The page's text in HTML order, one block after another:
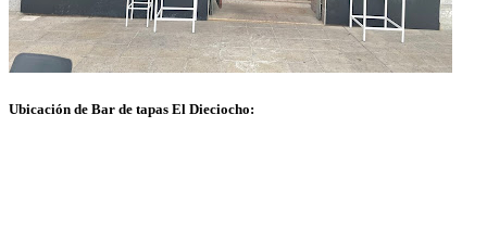
Ubicación de Bar de tapas El Dieciocho: